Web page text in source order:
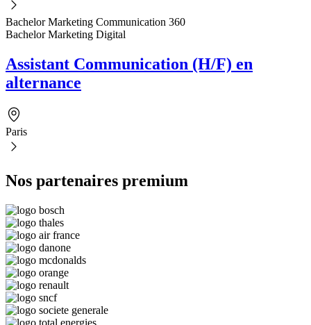
Bachelor Marketing Communication 360
Bachelor Marketing Digital
Assistant Communication (H/F) en
alternance
Paris
Nos partenaires premium